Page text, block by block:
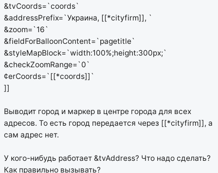
&tvCoords=`coords`
&addressPrefix=`Украина, [[*cityfirm]], `
&zoom=`16`
&fieldForBalloonContent=`pagetitle`
&styleMapBlock=`width:100%;height:300px;`
&checkZoomRange=`0`
¢erCoords=`[[*coords]]`
]]
Выводит город и маркер в центре города для всех
адресов. То есть город передается через [[*cityfirm]], а
сам адрес нет.
У кого-нибудь работает &tvAddress? Что надо сделать?
Как правильно вызывать?